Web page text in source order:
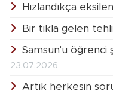
Hızlandıkça
Bir tıkla gelen
Samsun'u öğrenci
23.07.2026
Artık herkesin